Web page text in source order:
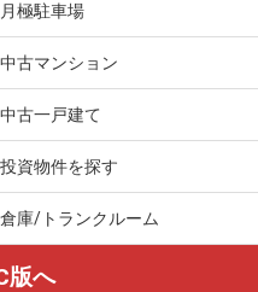
月極駐車場
中古マンション
中古一戸建て
投資物件を探す
倉庫/トランクルーム
版へ